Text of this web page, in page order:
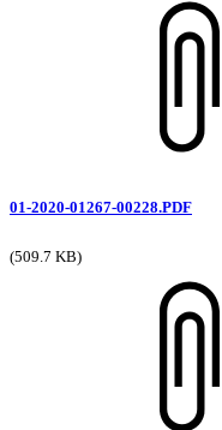
01-2020-01267-00228.PDF
(509.7 KB)